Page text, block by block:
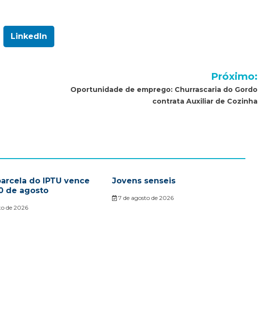
LinkedIn
Próximo:
Oportunidade de emprego: Churrascaria do Gordo
contrata Auxiliar de Cozinha
do IPTU vence
de agosto
de 2026
Jovens senseis
7 de agosto de 2026